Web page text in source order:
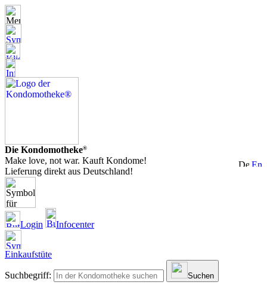
Die Kondomotheke®
Make love, not war. Kauft Kondome!
Lieferung direkt aus Deutschland!
Login Infocenter
Einkaufstüte
Suchbegriff: Suchen